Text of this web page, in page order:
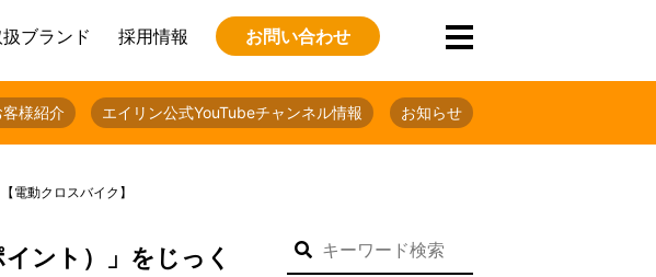
ブランド 採用情報 お問い合わせ
客様紹介 エイリン公式YouTubeチャンネル情報 お知らせ
電動クロスバイク】
ント）」をじっく